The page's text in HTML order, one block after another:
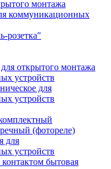
монтажа
коммуникационных
розетка"
открытого монтажа
устройств
для
устройств
(фотореле)
для
устройств
бытовая